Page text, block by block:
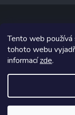
Tento web používá
tohoto webu
informacízde.
Copyright 2026
Grafický návrh